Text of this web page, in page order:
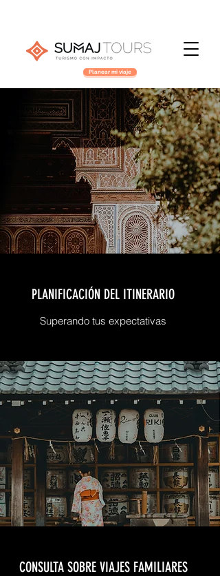
Planear mi viaje
PLANIFICACIÓN DEL ITINERARIO
Superando tus expectativas
CONSULTA SOBRE VIAJES FAMILIARES